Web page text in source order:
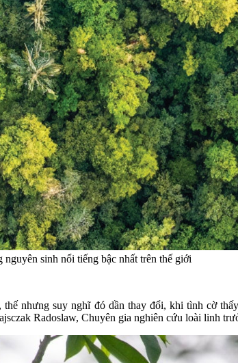
sinh nổi tiếng bậc nhất trên thế giới
nhưng suy nghĩ đó dần thay đổi, khi tình cờ
Radoslaw, Chuyên gia nghiên cứu loài linh